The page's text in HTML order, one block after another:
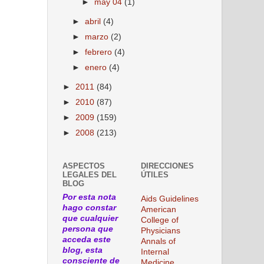
► may 04 (1)
►abril (4)
► marzo (2)
►febrero (4)
►enero (4)
► 2011 (84)
► 2010 (87)
► 2009 (159)
► 2008 (213)
ASPECTOS
LEGALES DEL
BLOG
Por esta nota
hago constar
que cualquier
persona que
acceda este
blog, esta
consciente de
DIRECCIONES
ÚTILES
Aids Guidelines
American
College of
Physicians
Annals of
Internal